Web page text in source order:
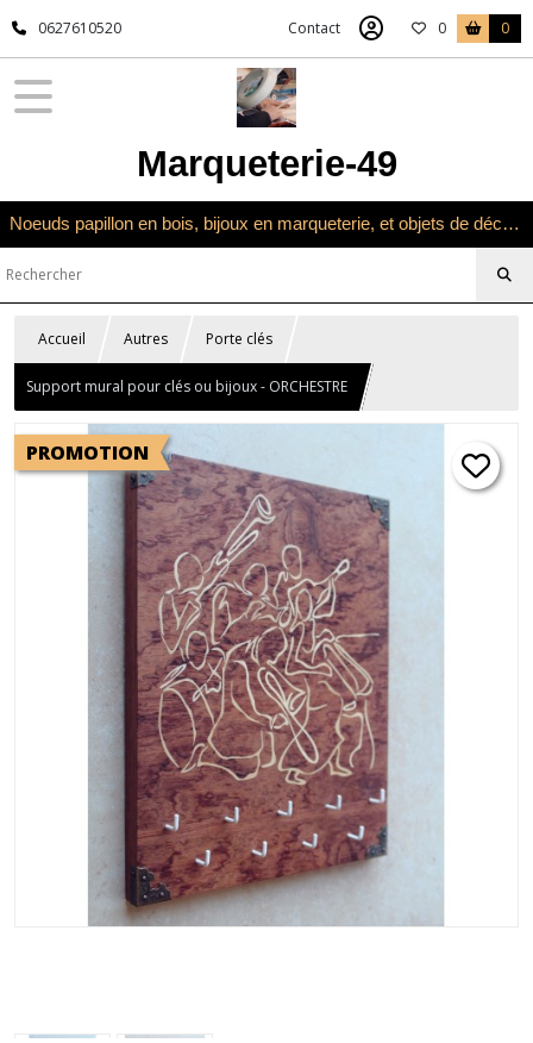
0627610520 Contact 0 0
Marqueterie-49
Noeuds papillon en bois, bijoux en marqueterie, et objets de décoration en marqueterie bois
Accueil Autres Porte clés
Support mural pour clés ou bijoux - ORCHESTRE
PROMOTION